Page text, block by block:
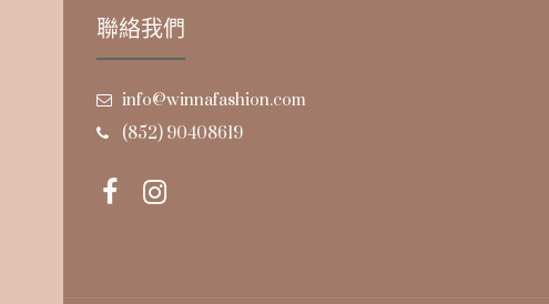
聯絡我們
info@winnafashion.com
(852) 90408619